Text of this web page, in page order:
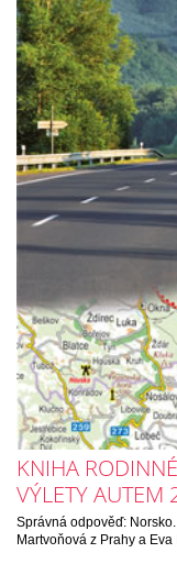
KNIHA
VÝLETY AUTEM
Správná odpověď:
Martvoňová z Prahy a